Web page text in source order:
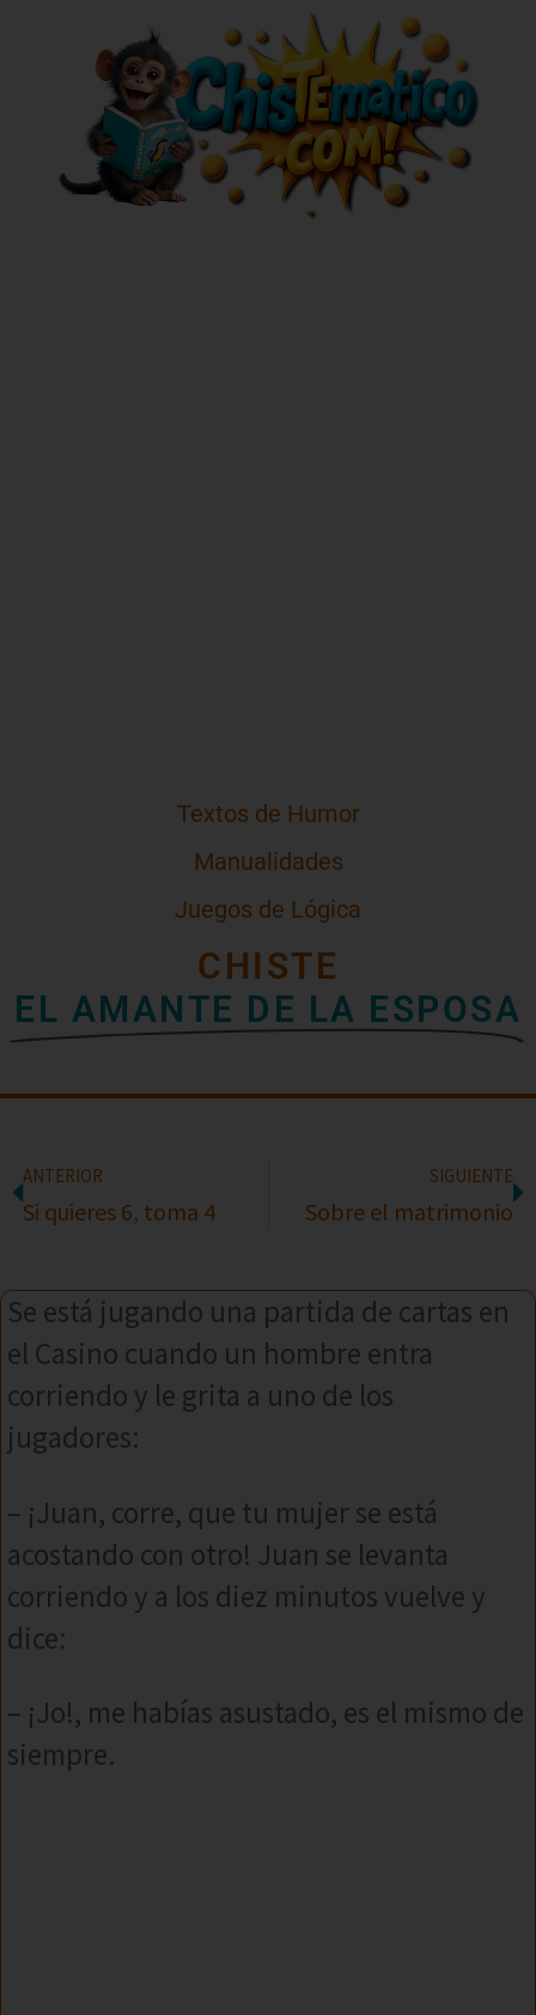
Textos de Humor
Manualidades
Juegos de Lógica
CHISTE
EL AMANTE DE LA ESPOSA
ANTERIOR
Si quieres 6, toma 4
SIGUIENTE
Sobre el matrimonio
Se está jugando una partida de cartas en
el Casino cuando un hombre entra
corriendo y le grita a uno de los
jugadores:
– ¡Juan, corre, que tu mujer se está
acostando con otro! Juan se levanta
corriendo y a los diez minutos vuelve y
dice:
– ¡Jo!, me habías asustado, es el mismo de
siempre.